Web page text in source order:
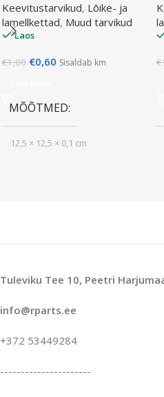
Keevitustarvikud, Lõike- ja
lamellkettad, Muud tarvikud
Laos
€1,00 €0,60 Sisaldab km
MÕÕTMED
12,5 × 12,5 × 0,1 cm
€
Tuleviku Tee 10, Peetri
info@rparts.ee
+372 53449284
----------------------